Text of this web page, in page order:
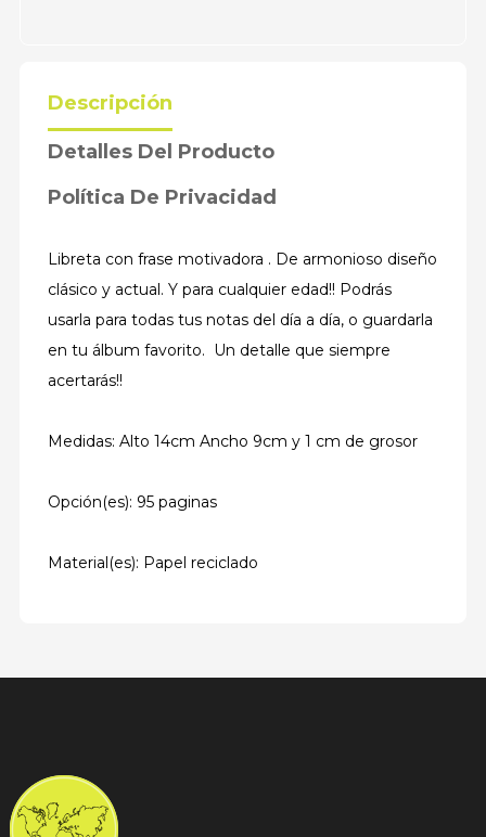
Descripción
Detalles Del Producto
Política De Privacidad
Libreta con frase motivadora . De armonioso diseño
clásico y actual. Y para cualquier edad!! Podrás
usarla para todas tus notas del día a día, o guardarla
en tu álbum favorito. Un detalle que siempre
acertarás!!
Medidas: Alto 14cm Ancho 9cm y 1 cm de grosor
Opción(es): 95 paginas
Material(es): Papel reciclado